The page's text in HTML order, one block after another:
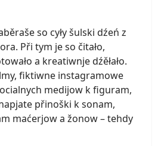
so cyły šulski dźeń z
Při tym je so čitało,
a kreatiwnje dźěłało.
fiktiwne instagramowe
medijow k figuram,
přinoški k sonam,
maćerjow a žonow – tehdy